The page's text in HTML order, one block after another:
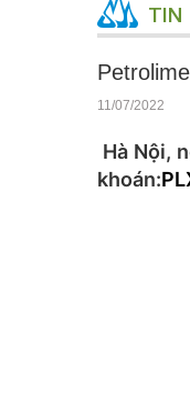
TIN
11/07/2022
Hà Nội,
khoán: